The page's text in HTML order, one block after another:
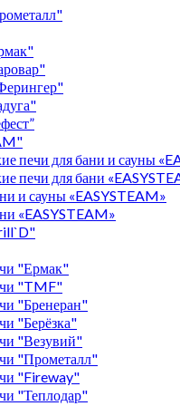
печи для бани и сауны
печи для бани
и сауны «EASYSTEAM»
«EASYSTEAM»
"Ермак"
"TMF"
"Бренеран"
"Берёзка"
"Везувий"
"Прометалл"
"Fireway"
"Теплодар"